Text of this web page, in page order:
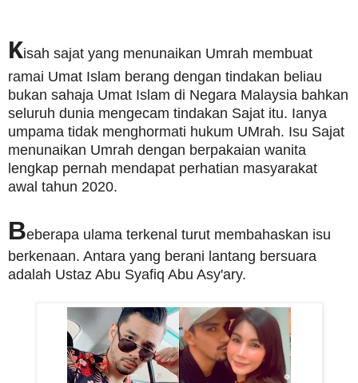
Kisah sajat yang menunaikan Umrah membuat
ramai Umat Islam berang dengan tindakan beliau
bukan sahaja Umat Islam di Negara Malaysia bahkan
seluruh dunia mengecam tindakan Sajat itu. Ianya
umpama tidak menghormati hukum UMrah. Isu Sajat
menunaikan Umrah dengan berpakaian wanita
lengkap pernah mendapat perhatian masyarakat
awal tahun 2020.
Beberapa ulama terkenal turut membahaskan isu
berkenaan. Antara yang berani lantang bersuara
adalah Ustaz Abu Syafiq Abu Asy'ary.